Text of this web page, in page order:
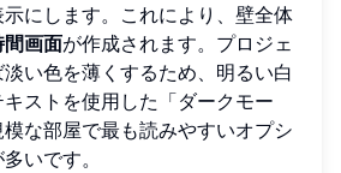
にします。これにより、壁全体
間画面が作成されます。プロジェ
い色を薄くするため、明るい白
ストを使用した「ダークモー
模な部屋で最も読みやすいオプシ
いです。